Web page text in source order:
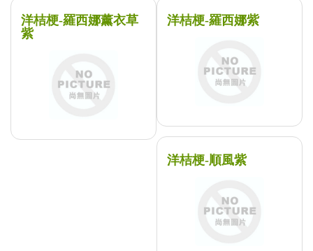
洋桔梗-羅西娜薰衣草
紫
洋桔梗-羅西娜紫
洋桔梗-順風紫